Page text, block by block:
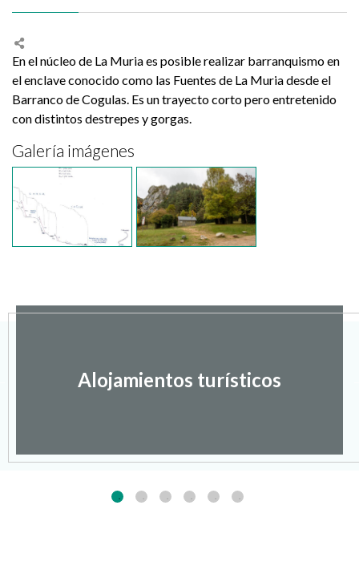
En el núcleo de La Muria es posible realizar barranquismo en
el enclave conocido como las Fuentes de La Muria desde el
Barranco de Cogulas. Es un trayecto corto pero entretenido
con distintos destrepes y gorgas.
Galería imágenes
Alojamientos turísticos